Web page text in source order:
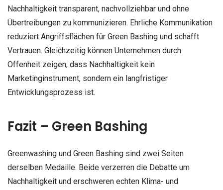
Nachhaltigkeit transparent, nachvollziehbar und ohne
Übertreibungen zu kommunizieren. Ehrliche Kommunikation
reduziert Angriffsflächen für Green Bashing und schafft
Vertrauen. Gleichzeitig können Unternehmen durch
Offenheit zeigen, dass Nachhaltigkeit kein
Marketinginstrument, sondern ein langfristiger
Entwicklungsprozess ist.
Fazit – Green Bashing
Greenwashing und Green Bashing sind zwei Seiten
derselben Medaille. Beide verzerren die Debatte um
Nachhaltigkeit und erschweren echten Klima- und